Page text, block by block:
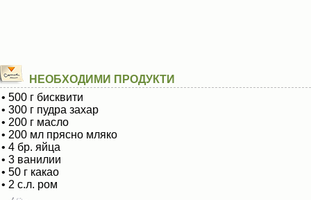
НЕОБХОДИМИ ПРОДУКТИ
• 500 г бисквити
• 300 г пудра захар
• 200 г масло
• 200 мл прясно мляко
• 4 бр. яйца
• 3 ванилии
• 50 г какао
• 2 с.л. ром